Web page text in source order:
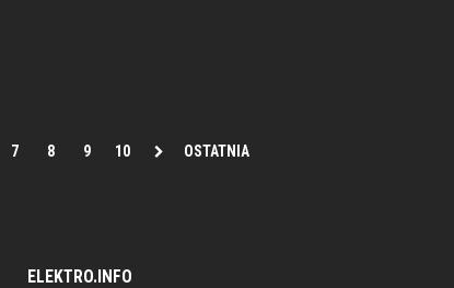
7 8 9 10 OSTATNIA
ELEKTRO.INFO